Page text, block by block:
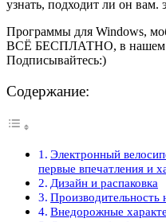
узнать, подходит ли он вам.
Программы для Windows,
ВСЁ БЕСПЛАТНО, в нашем
Подписывайтесь:)
Содержание:
Электронный
первые впечатления и
Дизайн и распаковка
Производительность
Внедорожные